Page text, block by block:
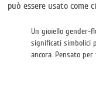
può essere usato come
Un gioiello gender-
significati simbolici
ancora. Pensato